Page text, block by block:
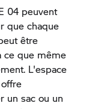
04 peuvent
que chaque
être
ce que même
L'espace
un sac ou un